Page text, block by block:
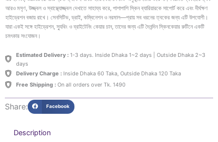
আরও মসৃণ, উজ্জ্বল ও স্বাস্থ্যোজ্জ্বল দেখাতে সাহায্য করে, পাশাপাশি স্কিন ব্যারিয়ারকে সাপোর্ট করে এবং দীর্ঘক্ষণ
হাইড্রেশন বজায় রাখে। সেনসিটিভ, ড্রাই, কম্বিনেশন ও নরমাল—প্রায় সব ধরনের ত্বকের জন্য এটি উপযোগী।
যারা একই সঙ্গে হাইড্রেশন, স্যুথিং ও ব্রাইটেনিং কেয়ার চান, তাদের জন্য এটি দৈনন্দিন স্কিনকেয়ার রুটিনে একটি
চমৎকার সংযোজন।
Estimated Delivery :1-3 days. Inside Dhaka 1~2 days | Outside Dhaka 2~3
days
Delivery Charge :Inside Dhaka 60 Taka, Outside Dhaka 120 Taka
Free Shipping :On all orders over Tk. 1490
Share: Facebook
Description